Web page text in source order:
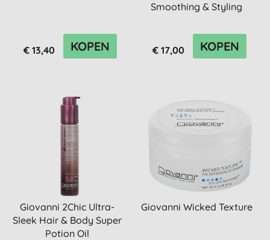
€ 13,40 KOPEN
Smoothing & Styling
€ 17,00 KOPEN
Giovanni 2Chic Ultra-
Sleek Hair & Body Super
Potion Oil
Giovanni Wicked Texture